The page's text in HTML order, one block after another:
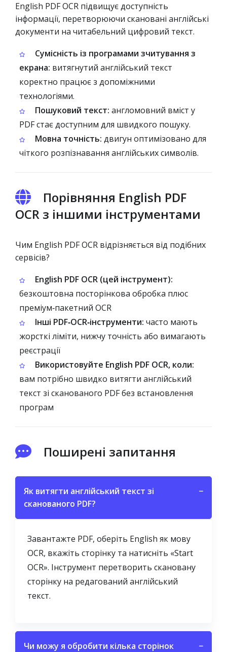
English PDF OCR підвищує доступність
інформації, перетворюючи скановані англійські
документи на читабельний цифровий текст.
Сумісність із програмами зчитування з
екрана: витягнутий англійський текст
коректно працює з допоміжними
технологіями.
Пошуковий текст: англомовний вміст у
PDF стає доступним для швидкого пошуку.
Мовна точність: двигун оптимізовано для
чіткого розпізнавання англійських символів.
Порівняння English PDF
OCR з іншими інструментами
Чим English PDF OCR відрізняється від подібних
сервісів?
English PDF OCR (цей інструмент):
безкоштовна посторінкова обробка плюс
преміум‑пакетний OCR
Інші PDF‑OCR‑інструменти: часто мають
жорсткі ліміти, нижчу точність або вимагають
реєстрації
Використовуйте English PDF OCR, коли:
вам потрібно швидко витягти англійський
текст зі сканованого PDF без встановлення
програм
Поширені запитання
Як витягти англійський текст зі
сканованого PDF?
−
Завантажте PDF, оберіть English як мову
OCR, вкажіть сторінку та натисніть «Start
OCR». Інструмент перетворить скановану
сторінку на редагований англійський
текст.
Чи можу я обробити кілька сторінок
−